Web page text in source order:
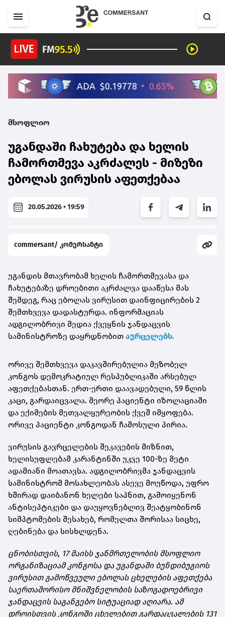
მსოფლიო
უგანდაში ჩახუტება და ხელის
ჩამორთმევა აკრძალეს - მიზეზი
ებოლას ვირუსის აფეთქებაა
20.05.2026 • 19:59
commersant/ კომერსანტი
უგანდის მთავრობამ ხელის ჩამორთმევასა და
ჩახუტებაზე დროებითი აკრძალვა დააწესა მას
შემდეგ, რაც ებოლას ვირუსით დაინფიცირების 2
შემთხვევა დადასტურდა. ინფორმაციას
ადგილობრივი მედია ქვეყნის ჯანდაცვის
სამინისტროზე დაყრდნობით ავრცელებს.
ორივე შემთხვევა დაკავშირებულია მეზობელ
კონგოს დემოკრატიულ რესპუბლიკაში არსებულ
აფეთქებასთან. ერთ-ერთი დაავადებული, 59 წლის
კაცი, გარდაიცვალა. მეორე პაციენტი იზოლაციაში
და ექიმების მეთვალყურეობის ქვეშ იმყოფება.
ორივე პაციენტი კონგოდან ჩამოსული პირია.
ვირუსის გავრცელების შეკავების მიზნით,
ხელისუფლებამ კარანტინში უკვე 100-ზე მეტი
ადამიანი მოათავსა. ადგილობრივმა ჯანდაცვის
სამინისტრომ მოსახლეობას ასევე მოუწოდა, უფრო
ხშირად დაიბანონ ხელები საპნით, გამოიყენონ
ანტისეპტიკები და დაუყოვნებლივ შეატყობინონ
სიმპტომების შესახებ, რომელთა შორისაა სიცხე,
ღებინება და სისხლდენა.
ცნობისთვის, 17 მაისს ჯანმრთელობის მსოფლიო
ორგანიზაციამ კონგოსა და უგანდაში ბუნდიბუგიოს
ვირუსით გამოწვეული ებოლას ცხელების აფეთქება
საერთაშორისო მნიშვნელობის საზოგადოებრივი
ჯანდაცვის საგანგებო სიტუაციად აღიარა. ამ
დროისთვის კონგოში ცხელებით გარდაცვალების 131